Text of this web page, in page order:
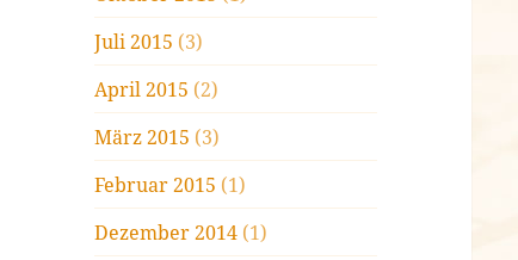
Juli 2015 (3)
April 2015 (2)
März 2015 (3)
Februar 2015 (1)
Dezember 2014 (1)